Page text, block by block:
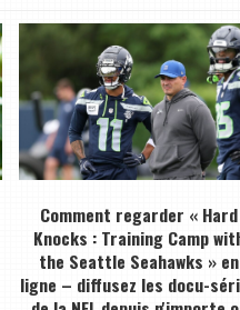
Comment regarder « Hard
Knocks : Training Camp
the Seattle Seahawks » en
ligne – diffusez les docu-